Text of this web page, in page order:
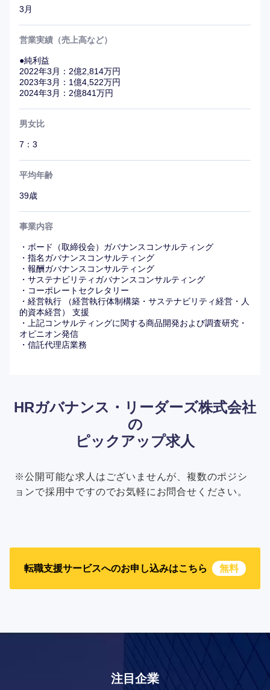
経済産業省プロジェクトで座長として成果をまとめた「伊
藤レポート」で国内外の大きな反響を呼んだ伊藤邦雄氏が
審査委員長を務める「キャリアオーナーシップ経営
個々メンバーの成長を組織でサポートするよう、更なる環
境整備を進めている。
シニアマネージャー以下の場合、数字での評価は行わず、
社内外へのリーダーシップを加味して総合評価を行う。
この場合のリーダーシップとは「行動力」「変革力」。場
数を積極的に踏んで動くことはもちろん、サポート役に回
る場合もイエスマンにならず、自己解釈を加えながら動け
3月
営業実績（売上高など）
●純利益
2022年3月：2億2,814万円
2023年3月：1億4,522万円
2024年3月：2億841万円
男女比
7：3
平均年齢
39歳
事業内容
・ボード（取締役会）ガバナンスコンサルティング
・指名ガバナンスコンサルティング
・報酬ガバナンスコンサルティング
・サステナビリティガバナンスコンサルティング
・コーポレートセクレタリー
・経営執行 （経営執行体制構築・サステナビリティ経営・人
的資本経営） 支援
・上記コンサルティングに関する商品開発および調査研究・
オピニオン発信
・信託代理店業務
HRガバナンス・リーダーズ株式会社
の
ピックアップ求人
※公開可能な求人はございませんが、複数のポジシ
ョンで採用中ですのでお気軽にお問合せください。
転職支援サービスへのお申し込みはこちら 無料
注目企業